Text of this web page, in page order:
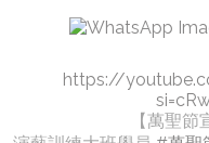
https://
【萬聖節